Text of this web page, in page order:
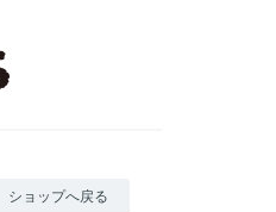
ショップへ戻る